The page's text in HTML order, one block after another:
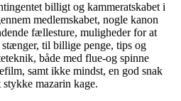
billigt og kammeratskabet i
medlemskabet, nogle kanon
fællesture, muligheder for at
til billige penge, tips og
både med flue-og spinne
samt ikke mindst, en god snak
mazarin kage.